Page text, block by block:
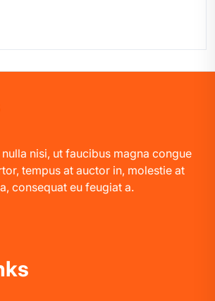
nisi, ut faucibus magna congue
tempus at auctor in, molestie at
consequat eu feugiat a.